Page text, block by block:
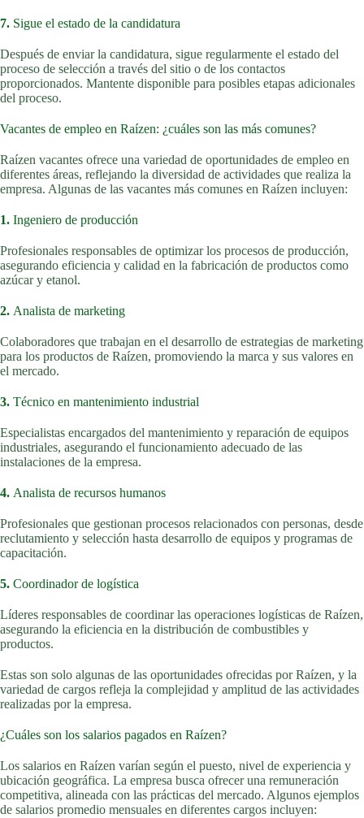
7. Sigue el estado de la candidatura
Después de enviar la candidatura, sigue regularmente el estado del
proceso de selección a través del sitio o de los contactos
proporcionados. Mantente disponible para posibles etapas adicionales
del proceso.
Vacantes de empleo en Raízen: ¿cuáles son las más comunes?
Raízen vacantes ofrece una variedad de oportunidades de empleo en
diferentes áreas, reflejando la diversidad de actividades que realiza la
empresa. Algunas de las vacantes más comunes en Raízen incluyen:
1. Ingeniero de producción
Profesionales responsables de optimizar los procesos de producción,
asegurando eficiencia y calidad en la fabricación de productos como
azúcar y etanol.
2. Analista de marketing
Colaboradores que trabajan en el desarrollo de estrategias de marketing
para los productos de Raízen, promoviendo la marca y sus valores en
el mercado.
3. Técnico en mantenimiento industrial
Especialistas encargados del mantenimiento y reparación de equipos
industriales, asegurando el funcionamiento adecuado de las
instalaciones de la empresa.
4. Analista de recursos humanos
Profesionales que gestionan procesos relacionados con personas, desde
reclutamiento y selección hasta desarrollo de equipos y programas de
capacitación.
5. Coordinador de logística
Líderes responsables de coordinar las operaciones logísticas de Raízen,
asegurando la eficiencia en la distribución de combustibles y
productos.
Estas son solo algunas de las oportunidades ofrecidas por Raízen, y la
variedad de cargos refleja la complejidad y amplitud de las actividades
realizadas por la empresa.
¿Cuáles son los salarios pagados en Raízen?
Los salarios en Raízen varían según el puesto, nivel de experiencia y
ubicación geográfica. La empresa busca ofrecer una remuneración
competitiva, alineada con las prácticas del mercado. Algunos ejemplos
de salarios promedio mensuales en diferentes cargos incluyen: